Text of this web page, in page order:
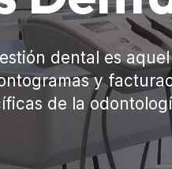
dental es
y
de la